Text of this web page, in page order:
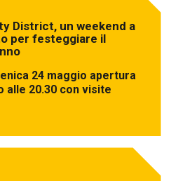
District, un weekend a
per festeggiare il
24 maggio apertura
alle 20.30 con visite